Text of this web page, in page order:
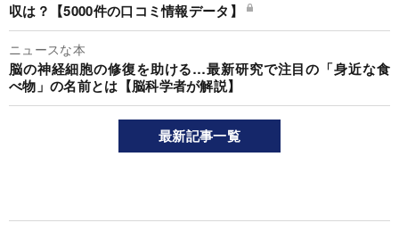
収は？【5000件の口コミ情報データ】
ニュースな本
脳の神経細胞の修復を助ける…最新研究で注目の「身近な食
べ物」の名前とは【脳科学者が解説】
最新記事一覧